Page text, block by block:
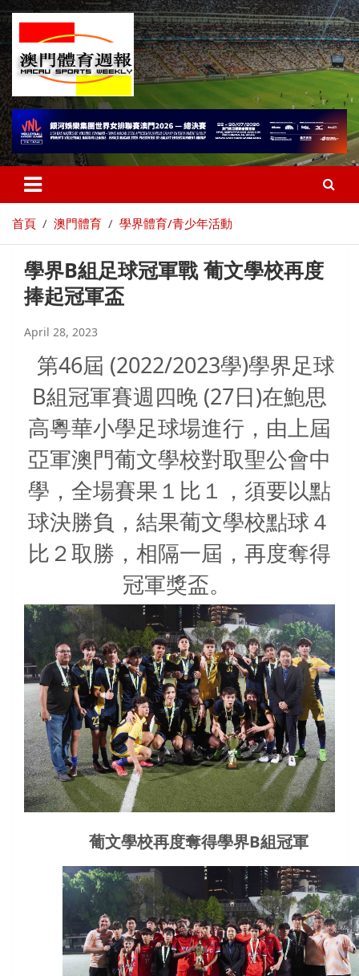
首頁 澳門體育 學界體育/青少年活動
學界B組足球冠軍戰 葡文學校再度
捧起冠軍盃
April 28, 2023
第46屆 (2022/2023學)學界足球
B組冠軍賽週四晚 (27 日 )在鮑思
高粵華小學足球場進行，由上屆
亞軍澳門葡文學校對取聖公會中
學，全場賽果１比１，須要以點
球決勝負，結果葡文學校點球４
比２取勝，相隔一屆，再度奪得
冠軍獎盃。
葡文學校再度奪得學界B組冠軍